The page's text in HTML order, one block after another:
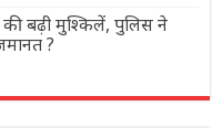
बढ़ी मुश्किलें, पुलिस ने
?